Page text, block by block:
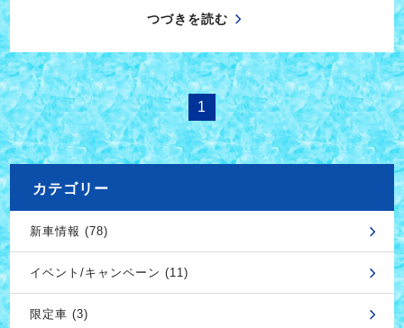
つづきを読む
1
カテゴリー
新車情報 (78)
イベント/キャンペーン (11)
限定車 (3)